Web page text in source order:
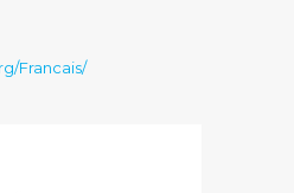
Francais/